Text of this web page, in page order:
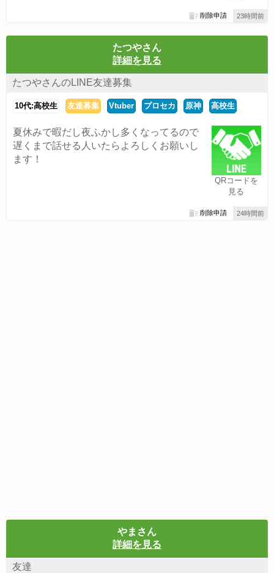
23時間前
削除申請
たつやさん
詳細を見る
たつやさんのLINE友達募集
10代:高校生 友達募集 Vtuber プロセカ 原神 高校生
QRコードを
見る
夏休みで暇だし夜ふかし多くなってるので
遅くまで話せる人いたらよろしくお願いし
ます！
24時間前
削除申請
やまさん
詳細を見る
友達